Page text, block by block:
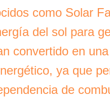
como Solar
del sol para
convertido en
ya que
de